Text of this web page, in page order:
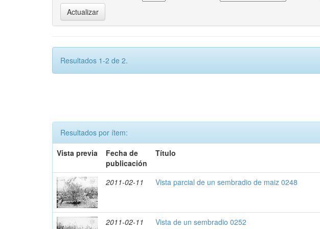
Resultados 1-2 de 2.
Resultados por ítem:
Vista previa
Fecha de
publicación
Título
2011-02-11 Vista parcial de un sembradio de maiz 0248
2011-02-11 Vista de un sembradio 0252